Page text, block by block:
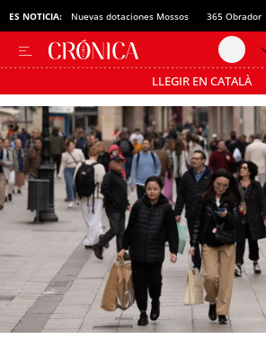
ES NOTICIA:
DO Cava Nuevas dotaciones Mossos 365 Obrador
LLEGIR EN CATALÀ
Pásate al MODO AHORRO